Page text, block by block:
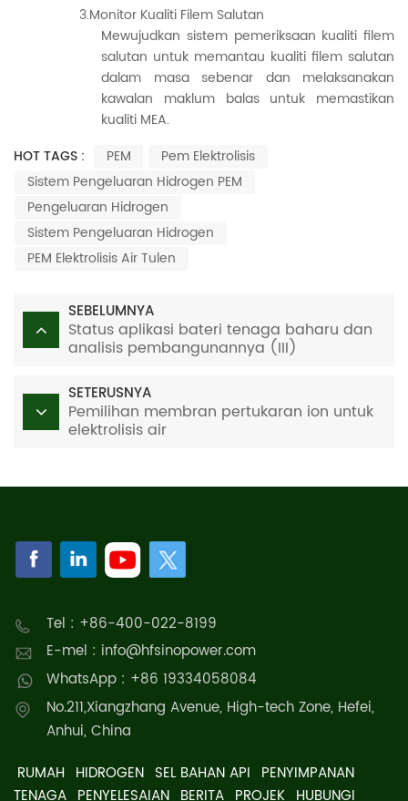
3.Monitor Kualiti Filem Salutan
Mewujudkan sistem pemeriksaan kualiti filem
salutan untuk memantau kualiti filem salutan
dalam masa sebenar dan melaksanakan
kawalan maklum balas untuk memastikan
kualiti MEA.
HOT TAGS :
PEM
Pem Elektrolisis
Sistem Pengeluaran Hidrogen PEM
Pengeluaran Hidrogen
Sistem Pengeluaran Hidrogen
PEM Elektrolisis Air Tulen
SEBELUMNYA
Status aplikasi bateri tenaga baharu dan
analisis pembangunannya (III)
SETERUSNYA
Pemilihan membran pertukaran ion untuk
elektrolisis air
Tel : +86-400-022-8199
E-mel : info@hfsinopower.com
WhatsApp : +86 19334058084
No.211,Xiangzhang Avenue, High-tech Zone, Hefei,
Anhui, China
RUMAH HIDROGEN SEL BAHAN API PENYIMPANAN
TENAGA PENYELESAIAN BERITA PROJEK HUBUNGI